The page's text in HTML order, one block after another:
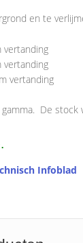
en te
vertanding
vertanding
vertanding
De
Infoblad